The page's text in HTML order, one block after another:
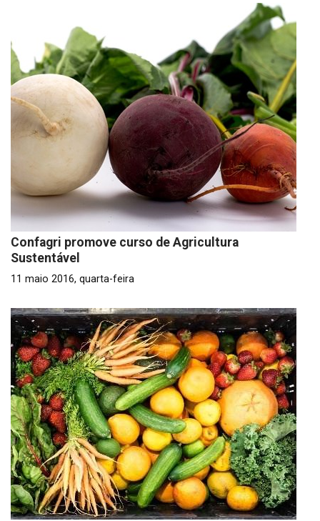
Confagri promove curso de Agricultura
Sustentável
11 maio 2016, quarta-feira